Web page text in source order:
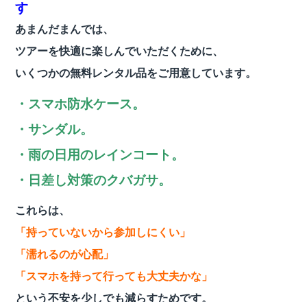
す
あまんだまんでは、
ツアーを快適に楽しんでいただくために、
いくつかの無料レンタル品をご用意しています。
・スマホ防水ケース。
・サンダル。
・雨の日用のレインコート。
・日差し対策のクバガサ。
これらは、
「持っていないから参加しにくい」
「濡れるのが心配」
「スマホを持って行っても大丈夫かな」
という不安を少しでも減らすためです。